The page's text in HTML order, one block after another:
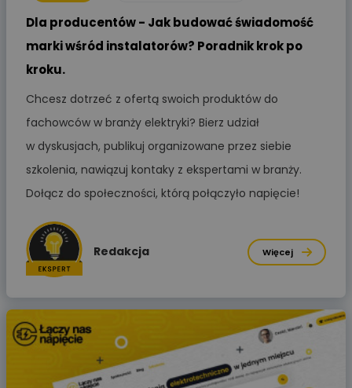
Dla producentów - Jak budować świadomość
marki wśród instalatorów? Poradnik krok po
kroku.
Chcesz dotrzeć z ofertą swoich produktów do
fachowców w branży elektryki? Bierz udział
w dyskusjach, publikuj organizowane przez siebie
szkolenia, nawiązuj kontaky z ekspertami w branży.
Dołącz do społeczności, którą połączyło napięcie!
Redakcja Więcej